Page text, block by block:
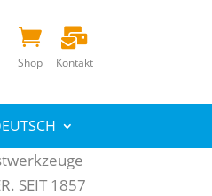

Shop

Kontakt
SEIT 1857